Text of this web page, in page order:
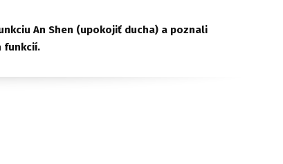
An Shen (upokojiť ducha) a poznali
funkcií.